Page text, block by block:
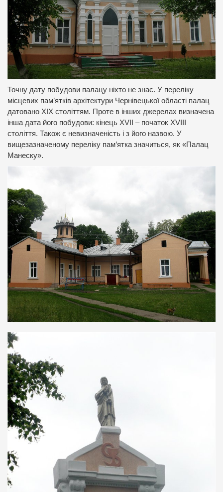
Точну дату побудови палацу ніхто не знає. У переліку
місцевих пам’ятків архітектури Чернівецької області палац
датовано ХІХ століттям. Проте в інших джерелах визначена
інша дата його побудови: кінець XVII – початок XVIII
століття. Також є невизначеність і з його назвою. У
вищезазначеному переліку пам’ятка значиться, як «Палац
Манеску».